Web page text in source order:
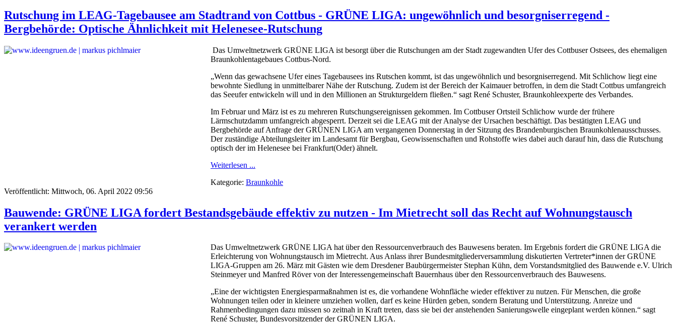
Rutschung im LEAG-Tagebausee am Stadtrand von Cottbus - GRÜNE LIGA: ungewöhnlich und besorgniserregend -
Bergbehörde: Optische Ähnlichkeit mit Helenesee-Rutschung
Das Umweltnetzwerk GRÜNE LIGA ist besorgt über die Rutschungen am der Stadt zugewandten Ufer des Cottbuser Ostsees, des ehemaligen
Braunkohlentagebaues Cottbus-Nord.
„Wenn das gewachsene Ufer eines Tagebausees ins Rutschen kommt, ist das ungewöhnlich und besorgniserregend. Mit Schlichow liegt eine
bewohnte Siedlung in unmittelbarer Nähe der Rutschung. Zudem ist der Bereich der Kaimauer betroffen, in dem die Stadt Cottbus umfangreich
das Seeufer entwickeln will und in den Millionen an Strukturgeldern fließen.“ sagt René Schuster, Braunkohleexperte des Verbandes.
Im Februar und März ist es zu mehreren Rutschungsereignissen gekommen. Im Cottbuser Ortsteil Schlichow wurde der frühere
Lärmschutzdamm umfangreich abgesperrt. Derzeit sei die LEAG mit der Analyse der Ursachen beschäftigt. Das bestätigten LEAG und
Bergbehörde auf Anfrage der GRÜNEN LIGA am vergangenen Donnerstag in der Sitzung des Brandenburgischen Braunkohlenausschusses.
Der zuständige Abteilungsleiter im Landesamt für Bergbau, Geowissenschaften und Rohstoffe wies dabei auch darauf hin, dass die Rutschung
optisch der im Helenesee bei Frankfurt(Oder) ähnelt.
Weiterlesen ...
Kategorie: Braunkohle
Veröffentlicht: Mittwoch, 06. April 2022 09:56
Bauwende: GRÜNE LIGA fordert Bestandsgebäude effektiv zu nutzen - Im Mietrecht soll das Recht auf Wohnungstausch
verankert werden
Das Umweltnetzwerk GRÜNE LIGA hat über den Ressourcenverbrauch des Bauwesens beraten. Im Ergebnis fordert die GRÜNE LIGA die
Erleichterung von Wohnungstausch im Mietrecht. Aus Anlass ihrer Bundesmitgliederversammlung diskutierten Vertreter*innen der GRÜNE
LIGA-Gruppen am 26. März mit Gästen wie dem Dresdener Baubürgermeister Stephan Kühn, dem Vorstandsmitglied des Bauwende e.V. Ulrich
Steinmeyer und Manfred Röver von der Interessengemeinschaft Bauernhaus über den Ressourcenverbrauch des Bauwesens.
„Eine der wichtigsten Energiesparmaßnahmen ist es, die vorhandene Wohnfläche wieder effektiver zu nutzen. Für Menschen, die große
Wohnungen teilen oder in kleinere umziehen wollen, darf es keine Hürden geben, sondern Beratung und Unterstützung. Anreize und
Rahmenbedingungen dazu müssen so zeitnah in Kraft treten, dass sie bei der anstehenden Sanierungswelle eingeplant werden können.“ sagt
René Schuster, Bundesvorsitzender der GRÜNEN LIGA.